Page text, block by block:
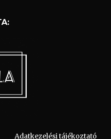
Adatkezelési tájékoztató